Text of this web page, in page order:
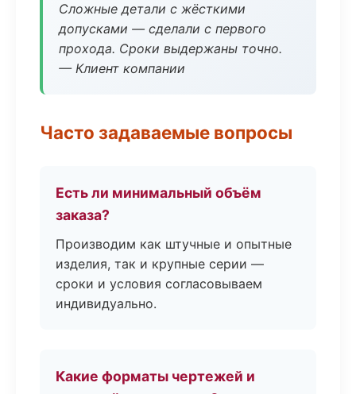
Сложные детали с жёсткими
допусками — сделали с первого
прохода. Сроки выдержаны точно.
— Клиент компании
Часто задаваемые вопросы
Есть ли минимальный объём
заказа?
Производим как штучные и опытные
изделия, так и крупные серии —
сроки и условия согласовываем
индивидуально.
Какие форматы чертежей и